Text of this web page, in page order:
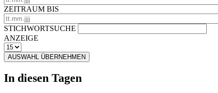
ZEITRAUM BIS
STICHWORTSUCHE
ANZEIGE
AUSWAHL ÜBERNEHMEN
In diesen Tagen